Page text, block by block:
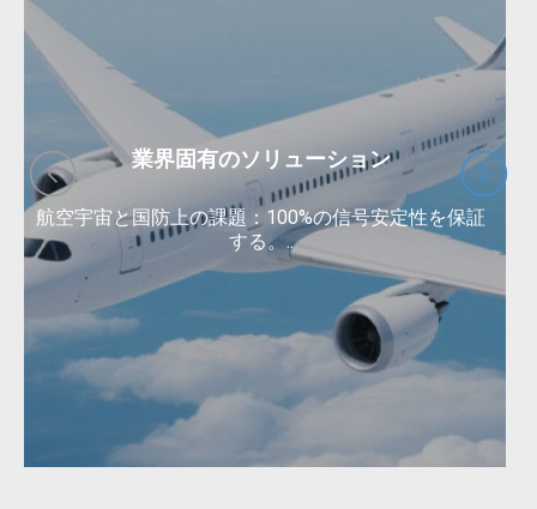
業界固有のソリューション
航空宇宙と国防上の課題：100%の信号安定性を保証
する。..